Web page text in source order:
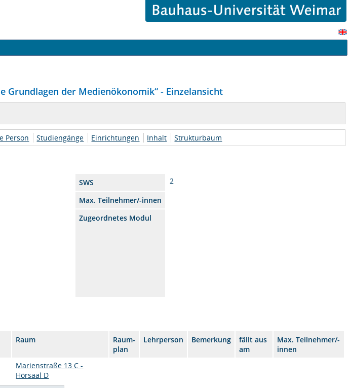
Grundlagen der Medienökonomik“ - Einzelansicht
Person Studiengänge Einrichtungen Inhalt Strukturbaum
SWS
2
Max. Teilnehmer/-innen
Zugeordnetes Modul
Raum
Raum-
plan
Lehrperson Bemerkung
fällt aus
am
Max. Teilnehmer/-
innen
Marienstraße 13 C -
Hörsaal D